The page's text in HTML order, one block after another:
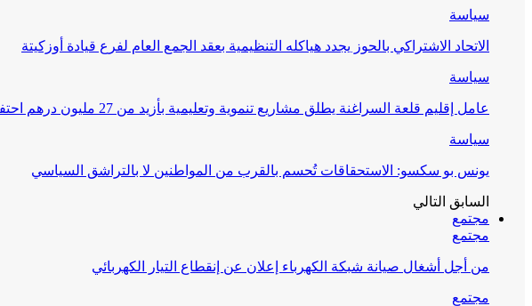
سياسة
الاتحاد الاشتراكي بالحوز يجدد هياكله التنظيمية بعقد الجمع العام لفرع قيادة أوزكيتة
سياسة
عامل إقليم قلعة السراغنة يطلق مشاريع تنموية وتعليمية بأزيد من 27 مليون درهم احتفاءً…
سياسة
يونس بو سكسو: الاستحقاقات تُحسم بالقرب من المواطنين لا بالتراشق السياسي
السابق التالي
مجتمع
مجتمع
من أجل أشغال صيانة شبكة الكهرباء إعلان عن إنقطاع التيار الكهربائي
مجتمع